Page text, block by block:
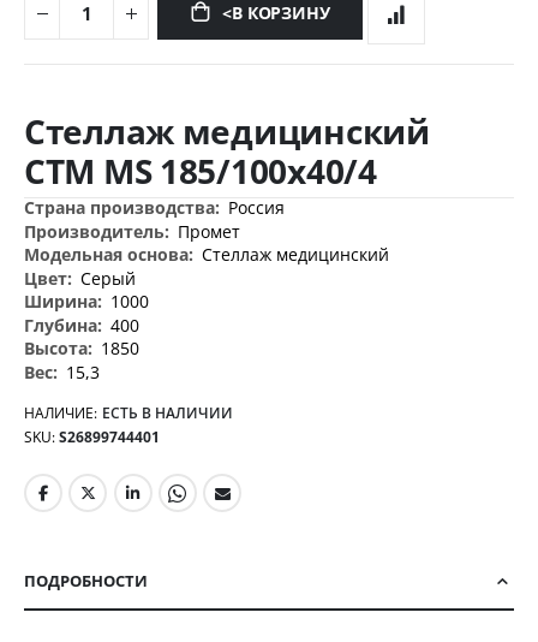
<В КОРЗИНУ
началу
изображений
Стеллаж медицинский
СТМ MS 185/100х40/4
Дополнительная
информация
Россия
Промет
Стеллаж медицинский
Серый
1000
400
1850
15,3
НАЛИЧИЕ: ЕСТЬ В НАЛИЧИИ
SKU S26899744401
ПОДРОБНОСТИ